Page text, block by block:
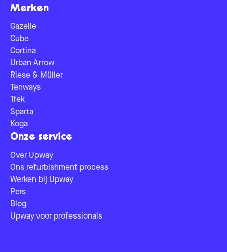
Merken
Gazelle
Cube
Cortina
Urban Arrow
Riese & Müller
Tenways
Trek
Sparta
Koga
Onze service
Over Upway
Ons refurbishment process
Werken bij Upway
Pers
Blog
Upway voor professionals